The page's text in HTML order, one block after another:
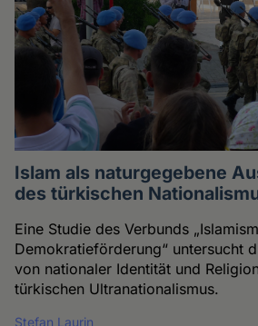
Islam als naturgegebene
des türkischen
Eine Studie des Verbunds
Demokratieförderung“ untersucht
von nationaler Identität und
türkischen Ultranationalismus.
Stefan Laurin